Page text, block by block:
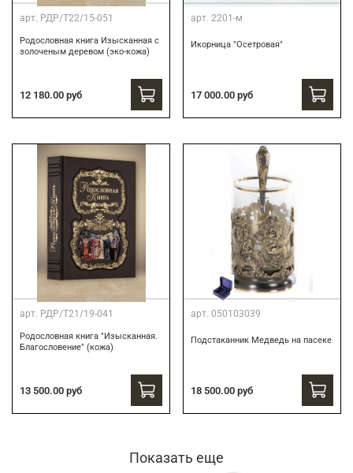
арт. РДР/Т22/15-051
Родословная книга Изысканная с
золоченым деревом (эко-кожа)
12 180.00 руб
арт. 2201-м
Икорница "Осетровая"
17 000.00 руб
арт. РДР/Т21/19-041
Родословная книга "Изысканная.
Благословение" (кожа)
13 500.00 руб
арт. 050103039
Подстаканник Медведь на пасеке
18 500.00 руб
Показать еще